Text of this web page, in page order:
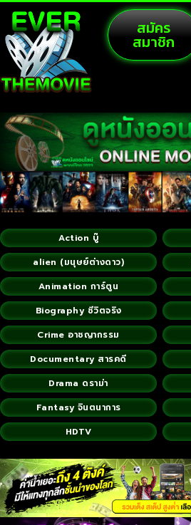
สมัคร
สมาชิก
Action บู๊
alien (มนุษย์ต่างดาว)
Animation การ์ตูน
Biography ชีวิตจริง
Crime อาชญากรรม
Documentary สารคดี
Drama ดราม่า
Fantasy จินตนาการ
HDTV